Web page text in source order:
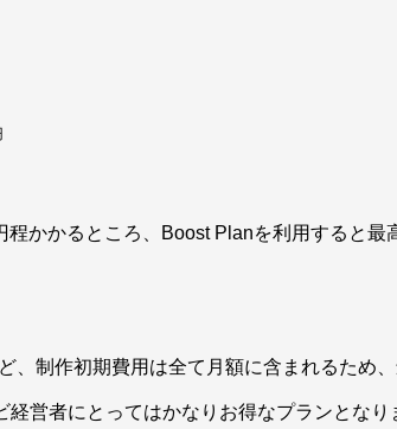
かかるところ、Boost Planを利用すると最
、制作初期費用は全て月額に含まれるため
営者にとってはかなりお得なプランとなり